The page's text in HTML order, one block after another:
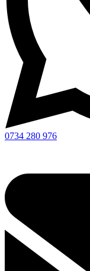
0734 280 976